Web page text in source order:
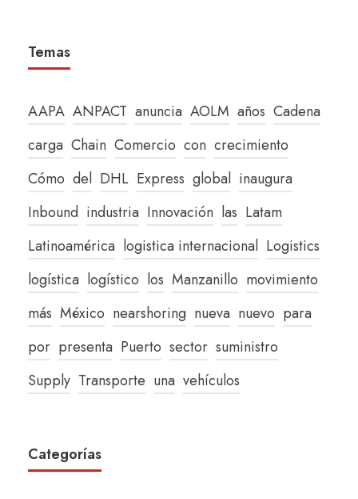
Temas
AAPA ANPACT anuncia AOLM años Cadena
carga Chain Comercio con crecimiento
Cómo del DHL Express global inaugura
Inbound industria Innovación las Latam
Latinoamérica logistica internacional Logistics
logística logístico los Manzanillo movimiento
más México nearshoring nueva nuevo para
por presenta Puerto sector suministro
Supply Transporte una vehículos
Categorías